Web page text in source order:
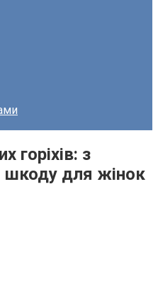
горіхів: з
шкоду для жінок